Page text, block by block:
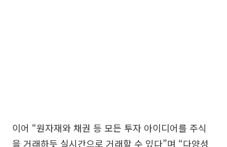
이어 “원자재와 채권 등 모든 투자 아이디어를 주식
을 거래하듯 실시간으로 거래할 수 있다”며 “다양성